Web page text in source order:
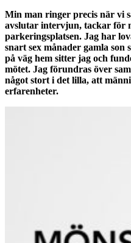
Min man ringer precis när vi
avslutar intervjun, tackar för
parkeringsplatsen. Jag har
snart sex månader gamla
på väg hem sitter jag och
mötet. Jag förundras över
något stort i det lilla, att
erfarenheter.